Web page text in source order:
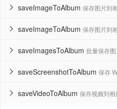
saveImageToAlbum 保存图片到

saveImageToAlbum 保存图片到

saveImagesToAlbum 批量保存

saveScreenshotToAlbum 保存

saveVideoToAlbum 保存视频到相
